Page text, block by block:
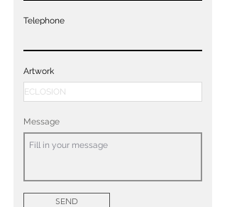
Telephone
Artwork
Message
SEND